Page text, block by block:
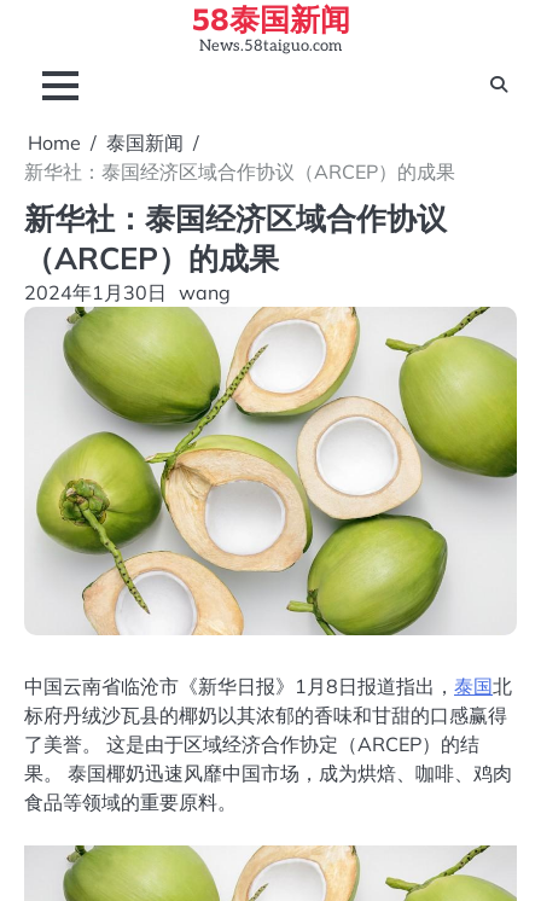
content
58泰国新闻
News.58taiguo.com
Home
泰国新闻
新华社：泰国经济区域合作协议（ARCEP）的成果
新华社：泰国经济区域合作协议
（ARCEP）的成果
2024年1月30日 wang
中国云南省临沧市《新华日报》1月8日报道指出， 泰国北
标府丹绒沙瓦县的椰奶以其浓郁的香味和甘甜的口感赢得
了美誉。 这是由于区域经济合作协定（ARCEP）的结
果。 泰国椰奶迅速风靡中国市场，成为烘焙、咖啡、鸡肉
食品等领域的重要原料。